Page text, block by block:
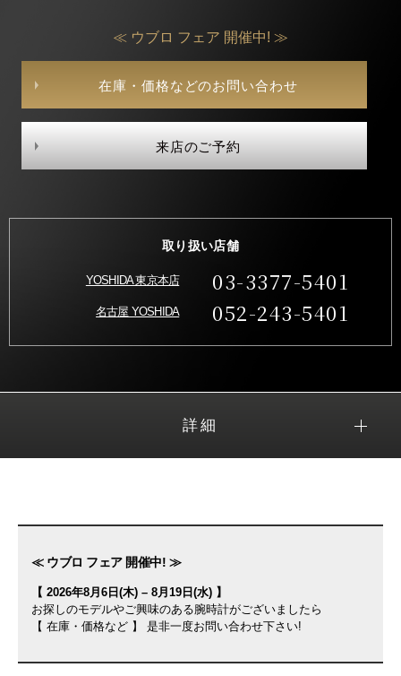
≪ ウブロ フェア 開催中! ≫
在庫・価格などのお問い合わせ
来店のご予約
取り扱い店舗
YOSHIDA 東京本店 03-3377-5401
名古屋 YOSHIDA 052-243-5401
詳細
≪ ウブロ フェア 開催中! ≫
【 2026年8月6日(木) – 8月19日(水) 】
お探しのモデルやご興味のある腕時計がございましたら
【 在庫・価格など 】 是非一度お問い合わせ下さい!